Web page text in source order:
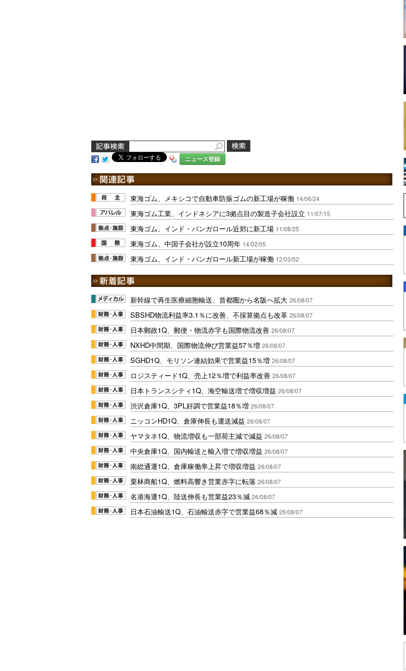
ニュース登録
東海ゴム、メキシコで自動車防振ゴムの新工場が稼働 14/06/24
東海ゴム工業、インドネシアに3拠点目の製造子会社設立 11/07/15
東海ゴム、インド・バンガロール近郊に新工場 11/08/25
東海ゴム、中国子会社が設立10周年 14/02/05
東海ゴム、インド・バンガロール新工場が稼働 12/03/02
新幹線で再生医療細胞輸送、首都圏から名阪へ拡大 26/08/07
SBSHD物流利益率3.1％に改善、不採算拠点も改革 26/08/07
日本郵政1Q、郵便・物流赤字も国際物流改善 26/08/07
NXHD中間期、国際物流伸び営業益57％増 26/08/07
SGHD1Q、モリソン連結効果で営業益15％増 26/08/07
ロジスティード1Q、売上12％増で利益率改善 26/08/07
日本トランスシティ1Q、海空輸送増で増収増益 26/08/07
渋沢倉庫1Q、3PL好調で営業益18％増 26/08/07
ニッコンHD1Q、倉庫伸長も運送減益 26/08/07
ヤマタネ1Q、物流増収も一部荷主減で減益 26/08/07
中央倉庫1Q、国内輸送と輸入増で増収増益 26/08/07
南総通運1Q、倉庫稼働率上昇で増収増益 26/08/07
栗林商船1Q、燃料高響き営業赤字に転落 26/08/07
名港海運1Q、陸送伸長も営業益23％減 26/08/07
日本石油輸送1Q、石油輸送赤字で営業益68％減 26/08/07